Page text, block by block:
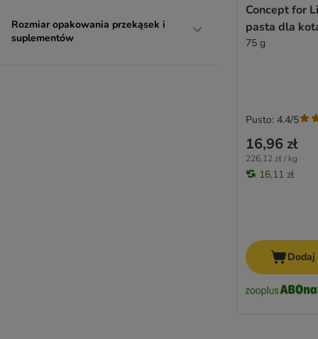
Rozmiar opakowania przekąsek i
suplementów
Concept for
pasta dla
75 g
16,96 zł
226,12 zł / kg
16,11 zł
Pusto: 4.4/5
Dodaj